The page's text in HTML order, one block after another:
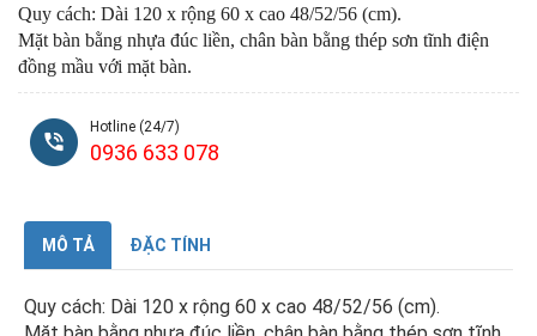
Quy cách: Dài 120 x rộng 60 x cao 48/52/56 (cm).
Mặt bàn bằng nhựa đúc liền, chân bàn bằng thép sơn tĩnh điện
đồng mầu với mặt bàn.
Hotline (24/7)
0936 633 078
MÔ TẢ ĐẶC TÍNH
Quy cách: Dài 120 x rộng 60 x cao 48/52/56 (cm).